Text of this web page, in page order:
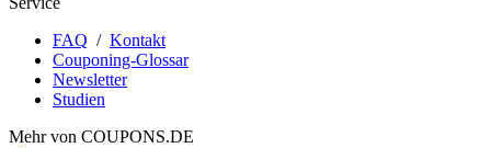
FAQ / Kontakt
Couponing-Glossar
Newsletter
Studien
Mehr von COUPONS.DE